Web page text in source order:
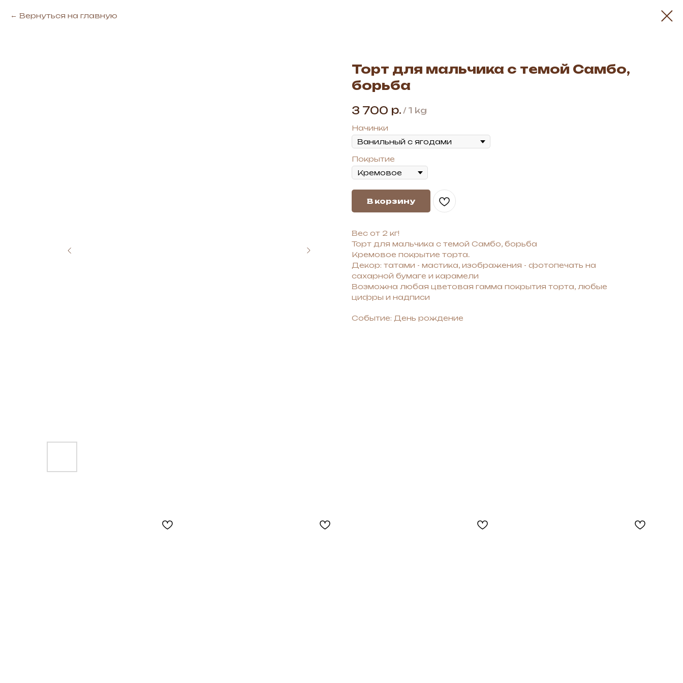
Вернуться на главную
Торт для мальчика с темой Самбо,
борьба
3 700 р. / 1 kg
Начинки
Покрытие
В корзину
Вес от 2 кг!
Торт для мальчика с темой Самбо, борьба
Кремовое покрытие торта.
Декор: татами - мастика, изображения - фотопечать на
сахарной бумаге и карамели
Возможна любая цветовая гамма покрытия торта, любые
цифры и надписи
Событие: День рождение